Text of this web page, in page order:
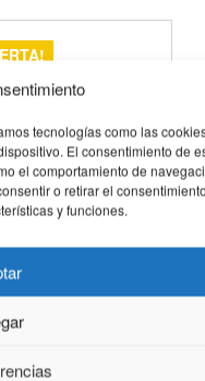
tecnologías como las
El consentimiento de
el comportamiento de
o retirar el
y funciones.
tiene
Las
opciones
se
pueden
elegir
en
la
de
BATERIA SOLAR
SIGMA 12 V